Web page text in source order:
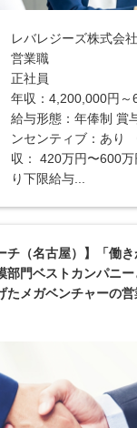
レバレジーズ株式会
営業職
正社員
年収：4,200,000円～
給与形態：年俸制 賞
ンセンティブ：あり
収： 420万円〜600
り下限給与...
チ（名古屋）】「働
部門ベストカンパニ
たメガベンチャーの